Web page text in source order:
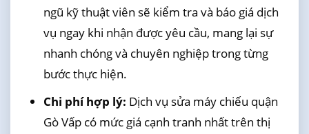
ngũ kỹ thuật viên sẽ kiểm tra và báo giá dịch
vụ ngay khi nhận được yêu cầu, mang lại sự
nhanh chóng và chuyên nghiệp trong từng
bước thực hiện.
Chi phí hợp lý: Dịch vụ sửa máy chiếu quận
Gò Vấp có mức giá cạnh tranh nhất trên thị